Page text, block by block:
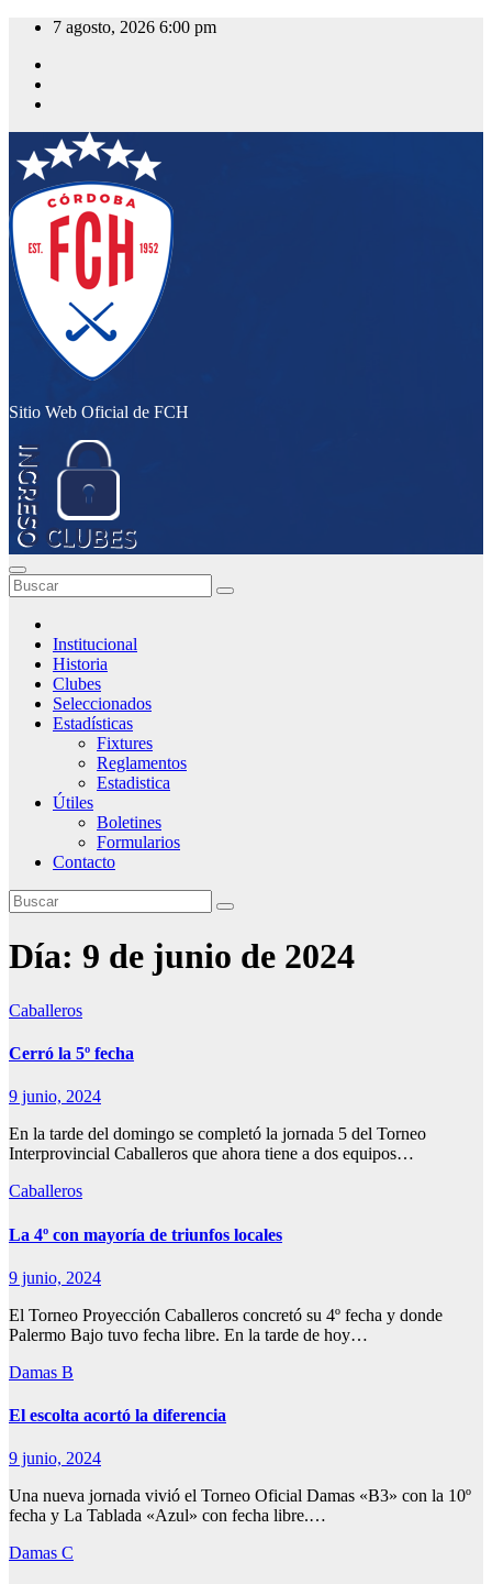
Saltar
contenido
7 agosto, 2026 6:00 pm
Sitio Web Oficial de FCH
Institucional
Historia
Clubes
Seleccionados
Estadísticas
Fixtures
Reglamentos
Estadistica
Útiles
Boletines
Formularios
Contacto
Día: 9 de junio de 2024
Caballeros
Cerró la 5º fecha
9 junio, 2024
En la tarde del domingo se completó la jornada 5 del Torneo
Interprovincial Caballeros que ahora tiene a dos equipos…
Caballeros
La 4º con mayoría de triunfos locales
9 junio, 2024
El Torneo Proyección Caballeros concretó su 4º fecha y donde
Palermo Bajo tuvo fecha libre. En la tarde de hoy…
Damas B
El escolta acortó la diferencia
9 junio, 2024
Una nueva jornada vivió el Torneo Oficial Damas «B3» con la 10º
fecha y La Tablada «Azul» con fecha libre.…
Damas C